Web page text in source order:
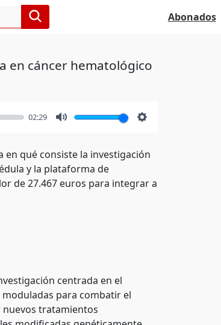
Abonados
en cáncer hematológico
02:29
en qué consiste la investigación
y la plataforma de
de 27.467 euros para integrar a
centrada en el
para combatir el
nuevos tratamientos